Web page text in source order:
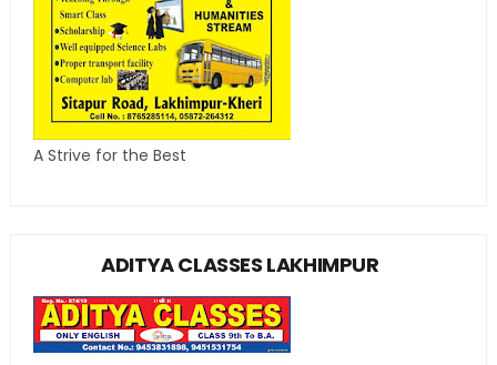
A Strive for the Best
ADITYA CLASSES LAKHIMPUR